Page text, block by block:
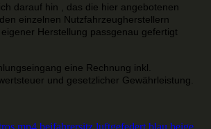
darauf hin , das die hier angebotenen
einzelnen Nutzfahrzeugherstellern
Herstellung passgenau gefertigt
eine Rechnung inkl.
und gesetzlicher Gewährleistung.
mp4 beifahrersitz luftgefedert blau beige